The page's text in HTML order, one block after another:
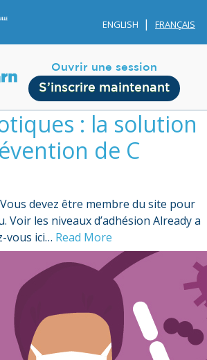
ENGLISH FRANÇAIS
Ouvrir une session
S’inscrire maintenant
Membership
Account Membership
Credit History
Sign Out
: la solution
de C
devez être membre du site pour
Voir les niveaux d’adhésion Already a
vous ici… Read More